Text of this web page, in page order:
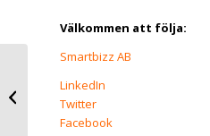
Välkommen att följa:
Smartbizz AB
LinkedIn
Twitter
Facebook
företagare boostar din
business